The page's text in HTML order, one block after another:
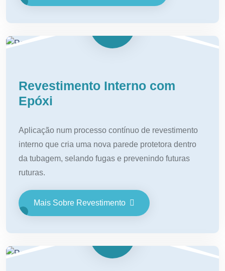
Revestimento Interno com
Epóxi
Aplicação num processo contínuo de revestimento
interno que cria uma nova parede protetora dentro
da tubagem, selando fugas e prevenindo futuras
ruturas.
Mais Sobre Revestimento